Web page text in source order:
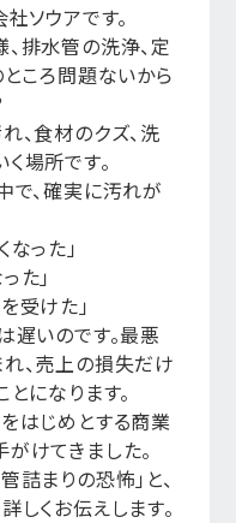
ソウアです。
排水管の洗浄、定
ころ問題ないから
、食材のクズ、洗
場所です。
で、確実に汚れが
った」
た」
受けた」
遅いのです。最悪
、売上の損失だけ
になります。
はじめとする商業
けてきました。
まりの恐怖」と、
しくお伝えします。